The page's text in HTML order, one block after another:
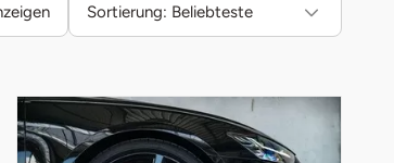
Sortierung: Beliebteste